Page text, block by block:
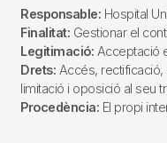
Responsable: Hospital
Finalitat: Gestionar el
Legitimació: Acceptació
Drets: Accés,
limitació i oposició al seu
Procedència: El propi